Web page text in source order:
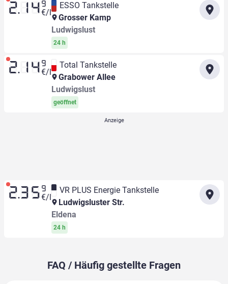
2.14 9
€/l
ESSO Tankstelle
Grosser Kamp
Ludwigslust
24 h
2.14 9
€/l
Total Tankstelle
Grabower Allee
Ludwigslust
geöffnet
2.35 9
€/l
VR PLUS Energie Tankstelle
Ludwigsluster Str.
Eldena
24 h
FAQ / Häufig gestellte Fragen